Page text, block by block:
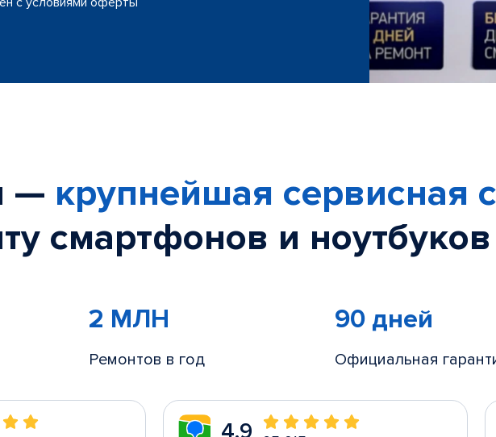
— крупнейшая сервисная
смартфонов и
2 МЛН
Ремонтов в год
90 дней
Официальная
4.9